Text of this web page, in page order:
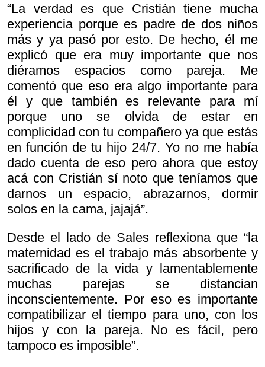
“La verdad es que Cristián tiene mucha
experiencia porque es padre de dos niños
más y ya pasó por esto. De hecho, él me
explicó que era muy importante que nos
diéramos espacios como pareja. Me
comentó que eso era algo importante para
él y que también es relevante para mí
porque uno se olvida de estar en
complicidad con tu compañero ya que estás
en función de tu hijo 24/7. Yo no me había
dado cuenta de eso pero ahora que estoy
acá con Cristián sí noto que teníamos que
darnos un espacio, abrazarnos, dormir
solos en la cama, jajajá”.
Desde el lado de Sales reflexiona que “la
maternidad es el trabajo más absorbente y
sacrificado de la vida y lamentablemente
muchas parejas se distancian
inconscientemente. Por eso es importante
compatibilizar el tiempo para uno, con los
hijos y con la pareja. No es fácil, pero
tampoco es imposible”.